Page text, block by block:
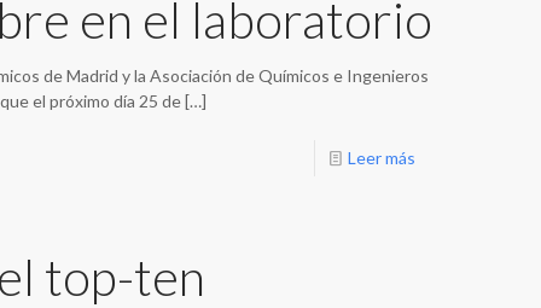
en el laboratorio
de Madrid y la Asociación de Químicos e Ingenieros
el próximo día 25 de[…]
Leer más
top-ten